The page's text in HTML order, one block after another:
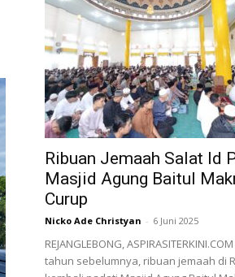
Ribuan Jemaah Salat Id
Masjid Agung Baitul
Curup
Nicko Ade Christyan - 6 Juni 2025
REJANGLEBONG,
tahun sebelumnya, ribuan jemaah di